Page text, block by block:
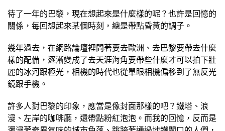
待了一年的巴黎，現在想起來是什麼樣的呢？也許是回憶的
關係，每回想起來某個時刻，總是帶點昏黃的調子。
幾年過去，在網路論壇裡問著要去歐洲、去巴黎要帶去什麼
樣的配備，逐漸變成了去天涯海角要帶些什麼才可以拍下壯
麗的冰河跟極光，相機的時代也從單眼相機偏移到了無反光
鏡跟手機。
許多人對巴黎的印象，應當是像封面那樣的吧？鐵塔、浪
漫、左岸的咖啡廳，還帶點粉紅泡泡。而我的回憶，反而是